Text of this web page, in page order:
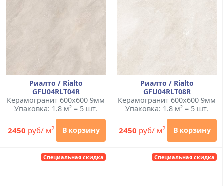
Риалто / Rialto
GFU04RLT04R
Керамогранит 600x600 9мм
Упаковка: 1.8 м² = 5 шт.
2450 руб/ м2 В корзину
Риалто / Rialto
GFU04RLT08R
Керамогранит 600x600 9мм
Упаковка: 1.8 м² = 5 шт.
2450 руб/ м2 В корзину
Специальная скидка Специальная скидка